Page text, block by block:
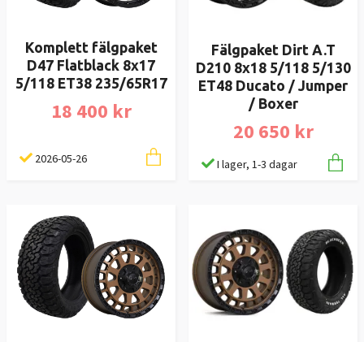
Komplett fälgpaket
D47 Flatblack 8x17
5/118 ET38 235/65R17
18 400 kr
2026-05-26
Fälgpaket Dirt A.T
D210 8x18 5/118 5/130
ET48 Ducato / Jumper
/ Boxer
20 650 kr
I lager, 1-3 dagar